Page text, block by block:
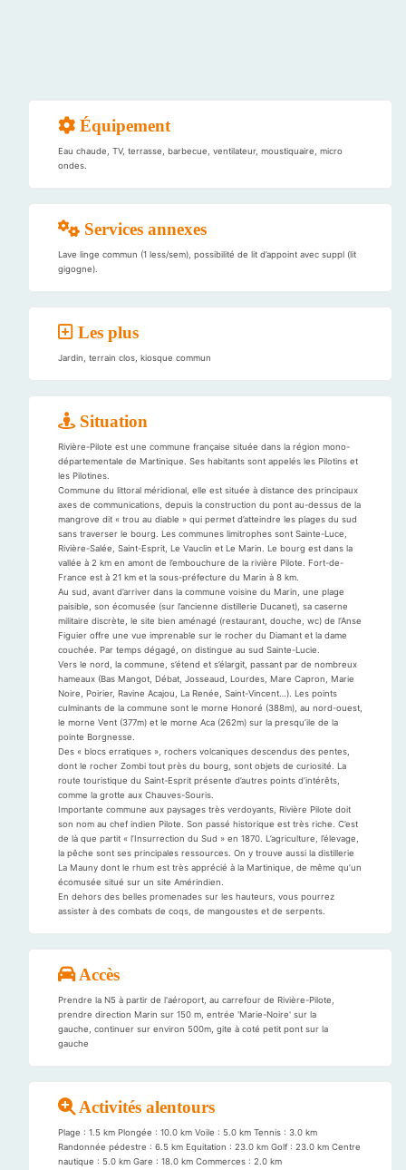
Équipement
Eau chaude, TV, terrasse, barbecue, ventilateur, moustiquaire, micro
ondes.
Services annexes
Lave linge commun (1 less/sem), possibilité de lit d’appoint avec suppl (lit
gigogne).
Les plus
Jardin, terrain clos, kiosque commun
Situation
Rivière-Pilote est une commune française située dans la région mono-
départementale de Martinique. Ses habitants sont appelés les Pilotins et
les Pilotines.
Commune du littoral méridional, elle est située à distance des principaux
axes de communications, depuis la construction du pont au-dessus de la
mangrove dit « trou au diable » qui permet d’atteindre les plages du sud
sans traverser le bourg. Les communes limitrophes sont Sainte-Luce,
Rivière-Salée, Saint-Esprit, Le Vauclin et Le Marin. Le bourg est dans la
vallée à 2 km en amont de l’embouchure de la rivière Pilote. Fort-de-
France est à 21 km et la sous-préfecture du Marin à 8 km.
Au sud, avant d’arriver dans la commune voisine du Marin, une plage
paisible, son écomusée (sur l’ancienne distillerie Ducanet), sa caserne
militaire discrète, le site bien aménagé (restaurant, douche, wc) de l’Anse
Figuier offre une vue imprenable sur le rocher du Diamant et la dame
couchée. Par temps dégagé, on distingue au sud Sainte-Lucie.
Vers le nord, la commune, s’étend et s’élargit, passant par de nombreux
hameaux (Bas Mangot, Débat, Josseaud, Lourdes, Mare Capron, Marie
Noire, Poirier, Ravine Acajou, La Renée, Saint-Vincent…). Les points
culminants de la commune sont le morne Honoré (388m), au nord-ouest,
le morne Vent (377m) et le morne Aca (262m) sur la presqu’ile de la
pointe Borgnesse.
Des « blocs erratiques », rochers volcaniques descendus des pentes,
dont le rocher Zombi tout près du bourg, sont objets de curiosité. La
route touristique du Saint-Esprit présente d’autres points d’intérêts,
comme la grotte aux Chauves-Souris.
Importante commune aux paysages très verdoyants, Rivière Pilote doit
son nom au chef indien Pilote. Son passé historique est très riche. C’est
de là que partit « l’Insurrection du Sud » en 1870. L’agriculture, l’élevage,
la pêche sont ses principales ressources. On y trouve aussi la distillerie
La Mauny dont le rhum est très apprécié à la Martinique, de même qu’un
écomusée situé sur un site Amérindien.
En dehors des belles promenades sur les hauteurs, vous pourrez
assister à des combats de coqs, de mangoustes et de serpents.
Accès
Prendre la N5 à partir de l'aéroport, au carrefour de Rivière-Pilote,
prendre direction Marin sur 150 m, entrée 'Marie-Noire' sur la
gauche, continuer sur environ 500m, gite à coté petit pont sur la
gauche
Activités alentours
Plage : 1.5 km Plongée : 10.0 km Voile : 5.0 km Tennis : 3.0 km
Randonnée pédestre : 6.5 km Equitation : 23.0 km Golf : 23.0 km Centre
nautique : 5.0 km Gare : 18.0 km Commerces : 2.0 km